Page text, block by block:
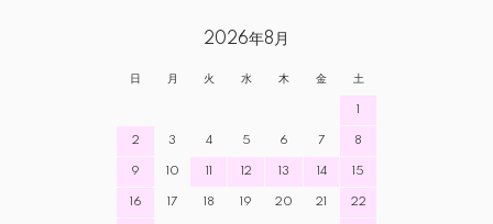
2026年8月
日 月 火 水 木 金 土
1
2 3 4 5 6 7 8
9 10 11 12 13 14 15
16 17 18 19 20 21 22